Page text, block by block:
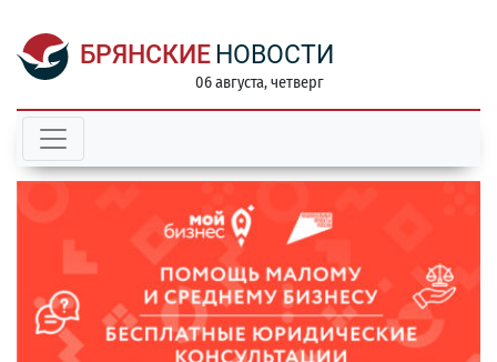
БРЯНСКИЕ НОВОСТИ
06 августа, четверг